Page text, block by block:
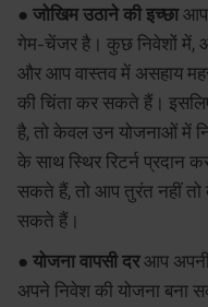
● जोखिम उठाने की इच्छा
गेम-चेंजर है। कुछ निवेशों में,
और आप वास्तव में असहाय
की चिंता कर सकते हैं।
है, तो केवल उन योजनाओं में
के साथ स्थिर रिटर्न प्रदान
सकते हैं, तो आप तुरंत नहीं तो
सकते हैं।
● योजना वापसी दरआप अपनी
अपने निवेश की योजना